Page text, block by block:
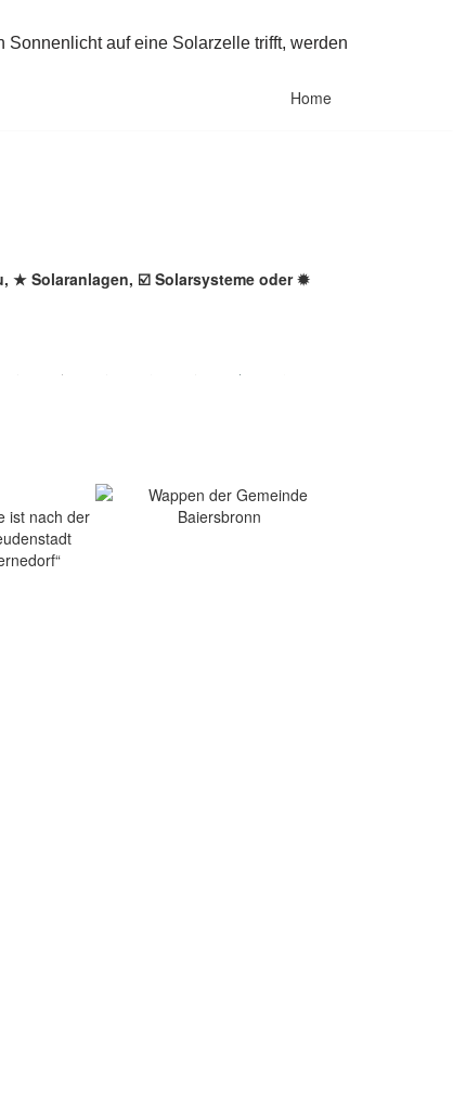
Home
★ Solaranlagen, ☑️ Solarsysteme oder ✹
ist nach der